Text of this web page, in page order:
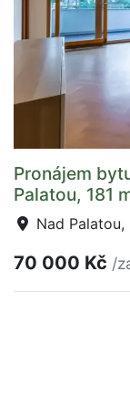
Pronájem
Palatou, 181
Nad Palatou,
70 000 Kč /